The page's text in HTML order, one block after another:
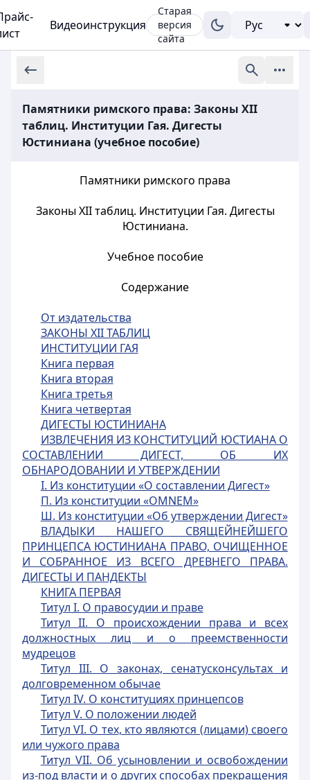
Видеоинструкция
Старая
версия
сайта
Памятники римского права: Законы XII
таблиц. Институции Гая. Дигесты
Юстиниана (учебное пособие)
Памятники римского права
Законы XII таблиц. Институции Гая. Дигесты
Юстиниана.
Учебное пособие
Содержание
От издательства
ЗАКОНЫ XII ТАБЛИЦ
ИНСТИТУЦИИ ГАЯ
Книга первая
Книга вторая
Книга третья
Книга четвертая
ДИГЕСТЫ ЮСТИНИАНА
ИЗВЛЕЧЕНИЯ ИЗ КОНСТИТУЦИЙ ЮСТИАНА О
СОСТАВЛЕНИИ ДИГЕСТ, ОБ ИХ
ОБНАРОДОВАНИИ И УТВЕРЖДЕНИИ
I. Из конституции «О составлении Дигест»
П. Из конституции «OMNEM»
Ш. Из конституции «Об утверждении Дигест»
ВЛАДЫКИ НАШЕГО СВЯЩЕЙНЕЙШЕГО
ПРИНЦЕПСА ЮСТИНИАНА ПРАВО, ОЧИЩЕННОЕ
И СОБРАННОЕ ИЗ ВСЕГО ДРЕВНЕГО ПРАВА.
ДИГЕСТЫ И ПАНДЕКТЫ
КНИГА ПЕРВАЯ
Титул I. О правосудии и праве
Титул II. О происхождении права и всех
должностных лиц и о преемственности
мудрецов
Титул III. О законах, сенатусконсультах и
долговременном обычае
Титул IV. О конституциях принцепсов
Титул V. О положении людей
Титул VI. О тех, кто являются (лицами) своего
или чужого права
Титул VII. Об усыновлении и освобождении
из-под власти и о других способах прекращения